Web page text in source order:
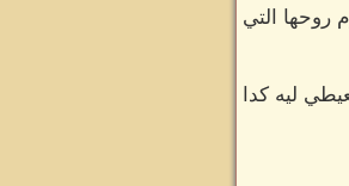
روحها التي
ليه كدا